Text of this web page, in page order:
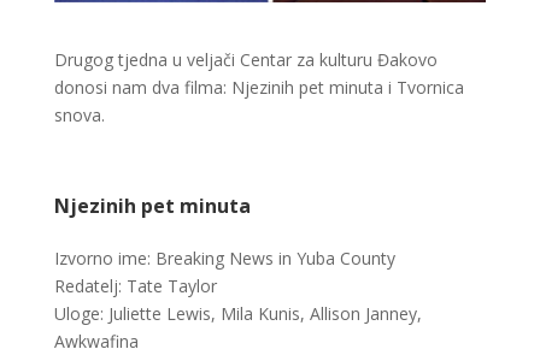
Drugog tjedna u veljači Centar za kulturu Đakovo
donosi nam dva filma: Njezinih pet minuta i Tvornica
snova.
Njezinih pet minuta
Izvorno ime: Breaking News in Yuba County
Redatelj: Tate Taylor
Uloge: Juliette Lewis, Mila Kunis, Allison Janney,
Awkwafina